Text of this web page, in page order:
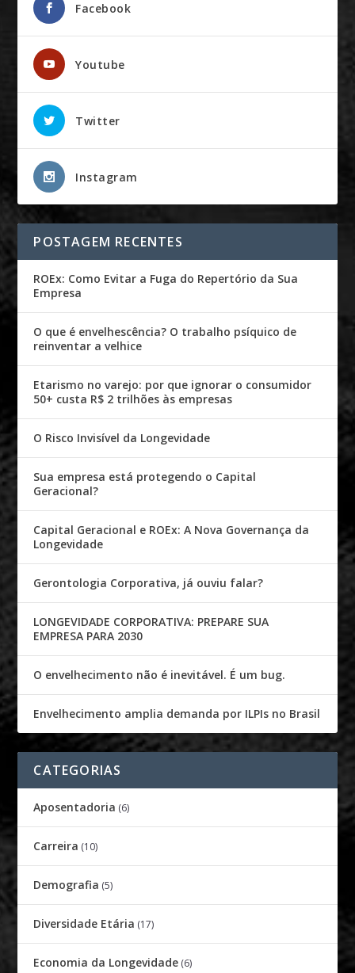
Facebook
Youtube
Twitter
Instagram
POSTAGEM RECENTES
ROEx: Como Evitar a Fuga do Repertório da Sua
Empresa
O que é envelhescência? O trabalho psíquico de
reinventar a velhice
Etarismo no varejo: por que ignorar o consumidor
50+ custa R$ 2 trilhões às empresas
O Risco Invisível da Longevidade
Sua empresa está protegendo o Capital
Geracional?
Capital Geracional e ROEx: A Nova Governança da
Longevidade
Gerontologia Corporativa, já ouviu falar?
LONGEVIDADE CORPORATIVA: PREPARE SUA
EMPRESA PARA 2030
O envelhecimento não é inevitável. É um bug.
Envelhecimento amplia demanda por ILPIs no Brasil
CATEGORIAS
Aposentadoria (6)
Carreira (10)
Demografia (5)
Diversidade Etária (17)
Economia da Longevidade (6)